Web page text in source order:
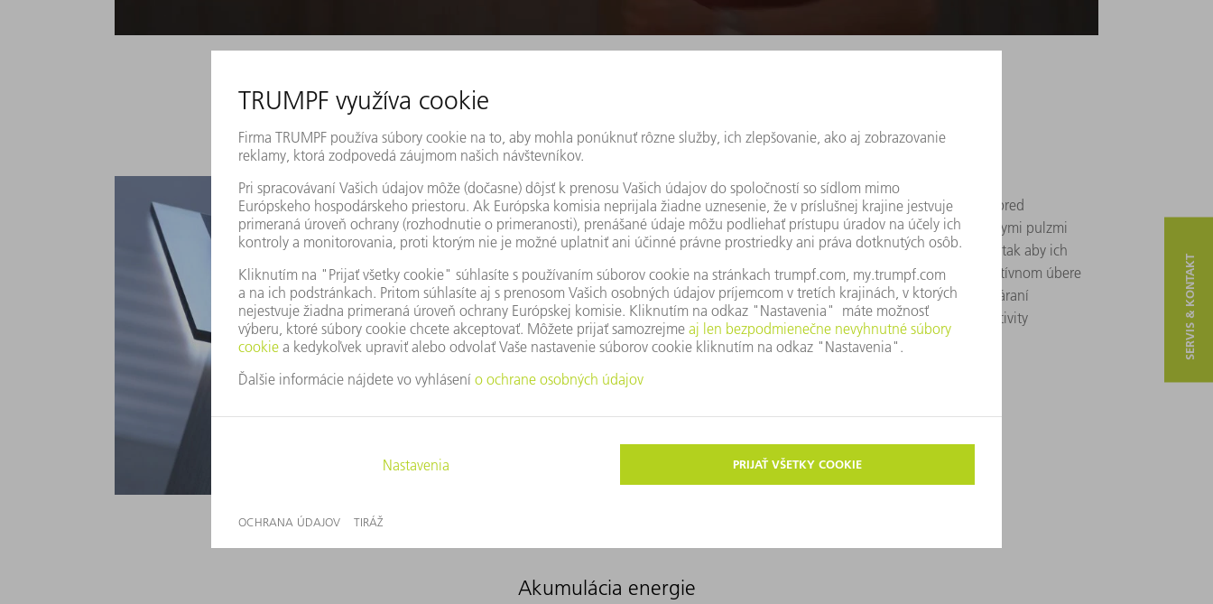
Premena energie
Aby bolo možné chrániť solárne moduly s tenkými vrstvami pred
vonkajšími vplyvmi, odstraňujú lasery s krátkymi a ultra krátkymi pulzmi
systém vrstiev po okraji v šírke približne jedného centimetra, tak aby ich
následne bolo možné prekryť laminovaním fólie. Aj pri selektívnom úbere
pasivačných vrstiev kryštalických solárnych článkov a pri vytváraní
presných otvorov sa osvedčil laser. Stará sa o vylepšenie efektivity
transformácie a vysoký výkonový stupeň.
Akumulácia energie
SERVIS & KONTAKT